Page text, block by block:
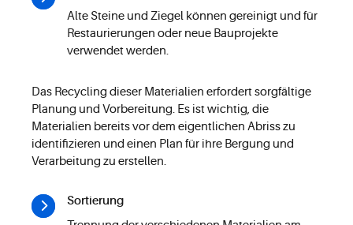
Alte Steine und Ziegel können gereinigt und für
Restaurierungen oder neue Bauprojekte
verwendet werden.
Das Recycling dieser Materialien erfordert sorgfältige
Planung und Vorbereitung. Es ist wichtig, die
Materialien bereits vor dem eigentlichen Abriss zu
identifizieren und einen Plan für ihre Bergung und
Verarbeitung zu erstellen.
Sortierung